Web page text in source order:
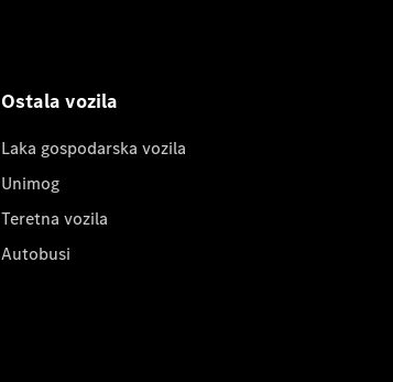
Ostala vozila
Laka gospodarska vozila
Unimog
Teretna vozila
Autobusi